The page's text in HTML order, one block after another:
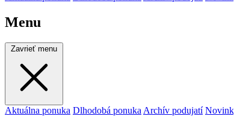
Menu
Zavrieť menu
Aktuálna ponuka Dlhodobá ponuka Archív podujatí